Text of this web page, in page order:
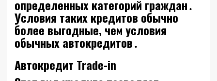
определенных категорий граждан․
Условия таких кредитов обычно
более выгодные‚ чем условия
обычных автокредитов․
Автокредит Trade-in